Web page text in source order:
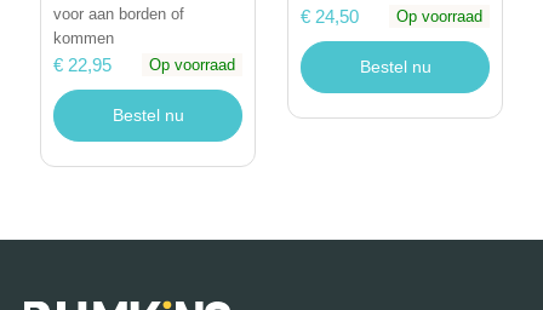
voor aan borden of
kommen
€ 22,95 Op voorraad
Bestel nu
€ 24,50
Op voorraad
Bestel nu